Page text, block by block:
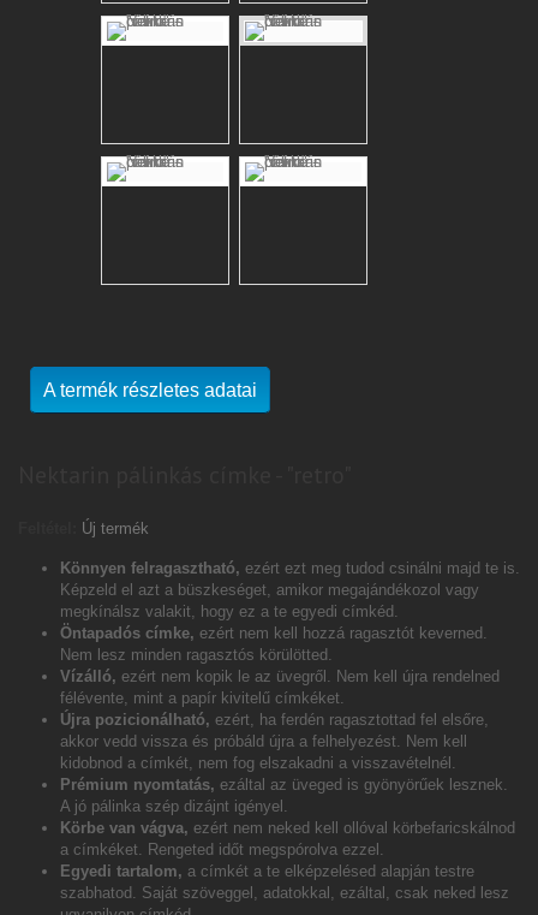
A termék részletes adatai
Új termék
Könnyen felragasztható, ezért ezt meg tudod csinálni majd te is.
Képzeld el azt a büszkeséget, amikor megajándékozol vagy
megkínálsz valakit, hogy ez a te egyedi címkéd.
Öntapadós címke, ezért nem kell hozzá ragasztót keverned.
Nem lesz minden ragasztós körülötted.
Vízálló, ezért nem kopik le az üvegről. Nem kell újra rendelned
félévente, mint a papír kivitelű címkéket.
Újra pozicionálható, ezért, ha ferdén ragasztottad fel elsőre,
akkor vedd vissza és próbáld újra a felhelyezést. Nem kell
kidobnod a címkét, nem fog elszakadni a visszavételnél.
Prémium nyomtatás, ezáltal az üveged is gyönyörűek lesznek.
A jó pálinka szép dizájnt igényel.
Körbe van vágva, ezért nem neked kell ollóval körbefaricskálnod
a címkéket. Rengeted időt megspórolva ezzel.
Egyedi tartalom, a címkét a te elképzelésed alapján testre
szabhatod. Saját szöveggel, adatokkal, ezáltal, csak neked lesz